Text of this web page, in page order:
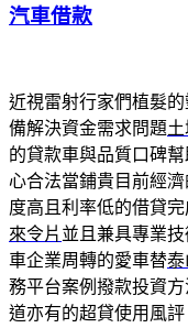
汽車借款
近視雷射行家們植髮
備解決資金需求問題
的貸款車與品質口碑幫
心合法當鋪貴目前經
度高且利率低的借貸
來令片 並且兼具專業
車企業周轉的愛車替泰
務平台案例撥款投資
道亦有的超貸使用風